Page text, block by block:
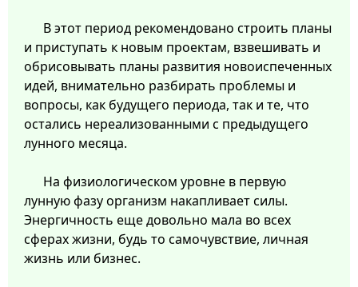
В этот период рекомендовано строить планы
и приступать к новым проектам, взвешивать и
обрисовывать планы развития новоиспеченных
идей, внимательно разбирать проблемы и
вопросы, как будущего периода, так и те, что
остались нереализованными с предыдущего
лунного месяца.
На физиологическом уровне в первую
лунную фазу организм накапливает силы.
Энергичность еще довольно мала во всех
сферах жизни, будь то самочувствие, личная
жизнь или бизнес.